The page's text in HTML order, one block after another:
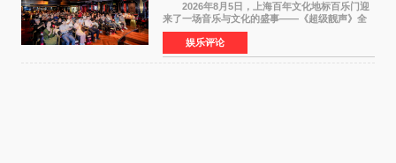
2026年8月5日，上海百年文化地标百乐门迎
来了一场音乐与文化的盛事——《超级靓声》全
国励志音乐公益节目上海唱区新闻发布会暨启动
仪式在此隆重举行。各界领导、嘉宾与媒体朋友
齐聚一堂，共同
娱乐评论